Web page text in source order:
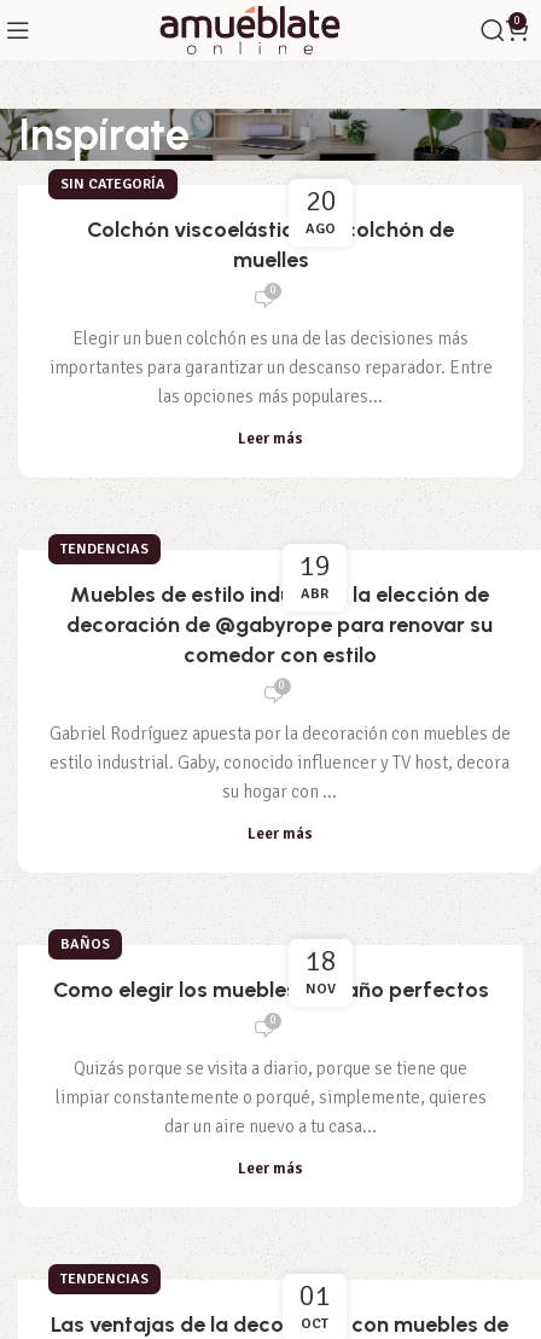
0
Inspírate
20
AGO
SIN CATEGORÍA
Colchón viscoelástico vs. colchón de
muelles
0
Elegir un buen colchón es una de las decisiones más
importantes para garantizar un descanso reparador. Entre
las opciones más populares...
Leer más
19
ABR
TENDENCIAS
Muebles de estilo industrial: la elección de
decoración de @gabyrope para renovar su
comedor con estilo
0
Gabriel Rodríguez apuesta por la decoración con muebles de
estilo industrial. Gaby, conocido influencer y TV host, decora
su hogar con ...
Leer más
18
NOV
BAÑOS
Como elegir los muebles de baño perfectos
0
Quizás porque se visita a diario, porque se tiene que
limpiar constantemente o porqué, simplemente, quieres
dar un aire nuevo a tu casa...
Leer más
01
OCT
TENDENCIAS
Las ventajas de la decoración con muebles de